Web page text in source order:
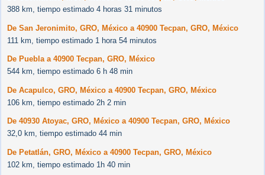
388 km, tiempo estimado 4 horas 31 minutos
De San Jeronimito, GRO, México a 40900 Tecpan, GRO, México
111 km, tiempo estimado 1 hora 54 minutos
De Puebla a 40900 Tecpan, GRO, México
544 km, tiempo estimado 6 h 48 min
De Acapulco, GRO, México a 40900 Tecpan, GRO, México
106 km, tiempo estimado 2h 2 min
De 40930 Atoyac, GRO, México a 40900 Tecpan, GRO, México
32,0 km, tiempo estimado 44 min
De Petatlán, GRO, México a 40900 Tecpan, GRO, México
102 km, tiempo estimado 1h 40 min